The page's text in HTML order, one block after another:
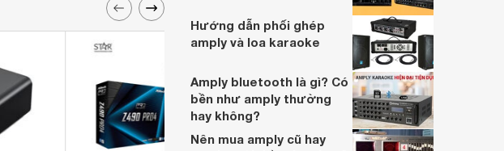
Hướng dẫn phối ghép
amply và loa karaoke
Amply bluetooth là gì? Có
bền như amply thường
hay không?
Nên mua amply cũ hay